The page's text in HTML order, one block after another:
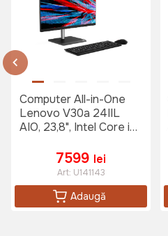
Computer All-in-One
Lenovo V30a 24IIL
AIO, 23,8", Intel Core i3-
Fără SO, Negru
7599 lei
Art: U141143
Adaugă